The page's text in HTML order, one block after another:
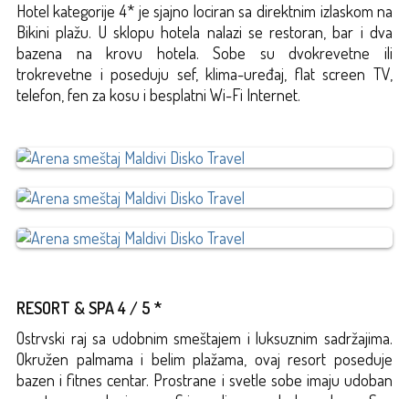
Hotel kategorije 4* je sjajno lociran sa direktnim izlaskom na
Bikini plažu. U sklopu hotela nalazi se restoran, bar i dva
bazena na krovu hotela. Sobe su dvokrevetne ili
trokrevetne i poseduju sef, klima-uređaj, flat screen TV,
telefon, fen za kosu i besplatni Wi-Fi Internet.
RESORT & SPA 4 / 5 *
Ostrvski raj sa udobnim smeštajem i luksuznim sadržajima.
Okružen palmama i belim plažama, ovaj resort poseduje
bazen i fitnes centar. Prostrane i svetle sobe imaju udoban